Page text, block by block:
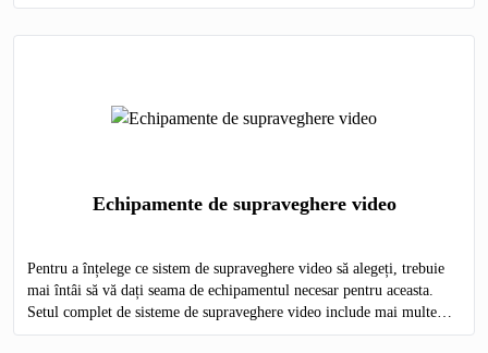
modelele ieftine nu sunt capabile să ofere o imagine detaliată.
Echipamente de supraveghere video
Pentru a înțelege ce sistem de supraveghere video să alegeți, trebuie
mai întâi să vă dați seama de echipamentul necesar pentru aceasta.
Setul complet de sisteme de supraveghere video include mai multe
elemente obligatorii: